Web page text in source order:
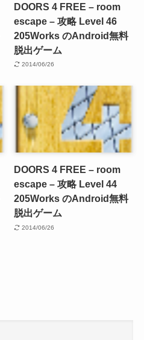
DOORS 4 FREE – room
escape – 攻略 Level 46
205Works のAndroid無料
脱出ゲーム
2014/06/26
DOORS 4 FREE – room
escape – 攻略 Level 44
205Works のAndroid無料
脱出ゲーム
2014/06/26